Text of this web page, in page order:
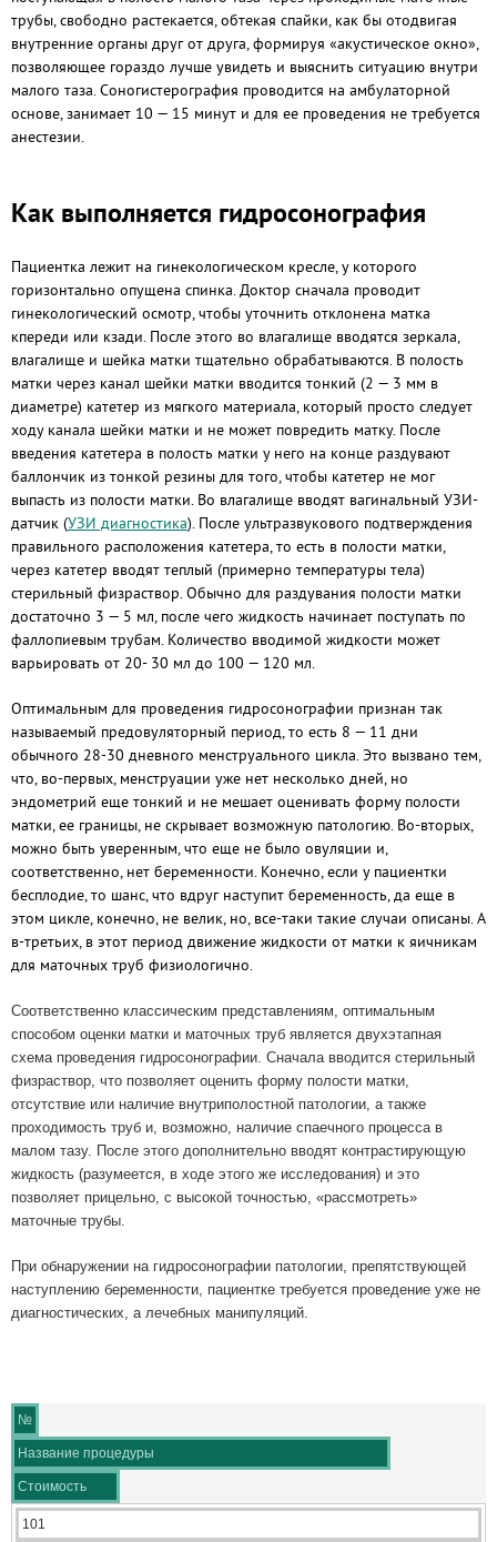
трубы, свободно растекается, обтекая спайки, как бы отодвигая
внутренние органы друг от друга, формируя «акустическое окно»,
позволяющее гораздо лучше увидеть и выяснить ситуацию внутри
малого таза. Соногистерография проводится на амбулаторной
основе, занимает 10 — 15 минут и для ее проведения не требуется
анестезии.
Как выполняется гидросонография
Пациентка лежит на гинекологическом кресле, у которого
горизонтально опущена спинка. Доктор сначала проводит
гинекологический осмотр, чтобы уточнить отклонена матка
кпереди или кзади. После этого во влагалище вводятся зеркала,
влагалище и шейка матки тщательно обрабатываются. В полость
матки через канал шейки матки вводится тонкий (2 — 3 мм в
диаметре) катетер из мягкого материала, который просто следует
ходу канала шейки матки и не может повредить матку. После
введения катетера в полость матки у него на конце раздувают
баллончик из тонкой резины для того, чтобы катетер не мог
выпасть из полости матки. Во влагалище вводят вагинальный УЗИ-
датчик (УЗИ диагностика). После ультразвукового подтверждения
правильного расположения катетера, то есть в полости матки,
через катетер вводят теплый (примерно температуры тела)
стерильный физраствор. Обычно для раздувания полости матки
достаточно 3 — 5 мл, после чего жидкость начинает поступать по
фаллопиевым трубам. Количество вводимой жидкости может
варьировать от 20- 30 мл до 100 — 120 мл.
Оптимальным для проведения гидросонографии признан так
называемый предовуляторный период, то есть 8 — 11 дни
обычного 28-30 дневного менструального цикла. Это вызвано тем,
что, во-первых, менструации уже нет несколько дней, но
эндометрий еще тонкий и не мешает оценивать форму полости
матки, ее границы, не скрывает возможную патологию. Во-вторых,
можно быть уверенным, что еще не было овуляции и,
соответственно, нет беременности. Конечно, если у пациентки
бесплодие, то шанс, что вдруг наступит беременность, да еще в
этом цикле, конечно, не велик, но, все-таки такие случаи описаны. А
в-третьих, в этот период движение жидкости от матки к яичникам
для маточных труб физиологично.
Соответственно классическим представлениям, оптимальным
способом оценки матки и маточных труб является двухэтапная
схема проведения гидросонографии. Сначала вводится стерильный
физраствор, что позволяет оценить форму полости матки,
отсутствие или наличие внутриполостной патологии, а также
проходимость труб и, возможно, наличие спаечного процесса в
малом тазу. После этого дополнительно вводят контрастирующую
жидкость (разумеется, в ходе этого же исследования) и это
позволяет прицельно, с высокой точностью, «рассмотреть»
маточные трубы.
При обнаружении на гидросонографии патологии, препятствующей
наступлению беременности, пациентке требуется проведение уже не
диагностических, а лечебных манипуляций.
№
Название процедуры
Стоимость
101